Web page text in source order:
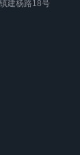
建杨路18号